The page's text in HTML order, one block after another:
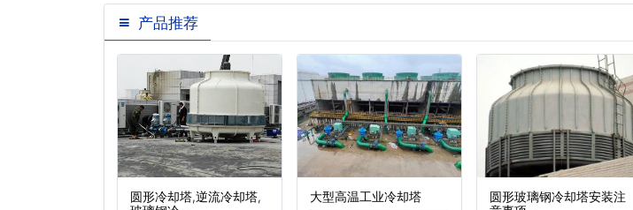
产品推荐
圆形冷却塔,逆流冷却塔,
大型高温工业冷却塔
圆形玻璃钢冷却塔安装注